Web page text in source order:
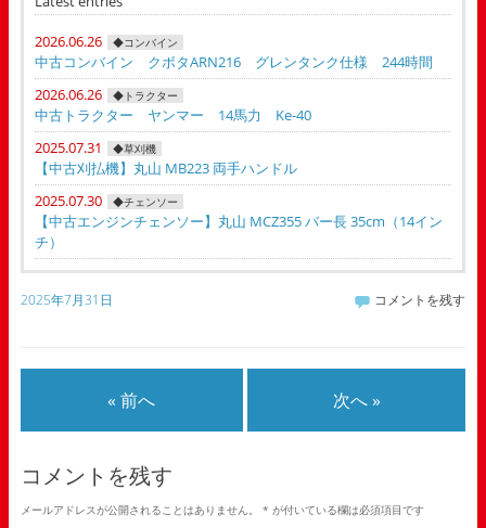
2026.06.26 ◆コンバイン
中古コンバイン クボタARN216 グレンタンク仕様 244時間
2026.06.26
◆トラクター
中古トラクター ヤンマー 14馬力 Ke-40
2025.07.31
◆草刈機
【中古刈払機】丸山 MB223 両手ハンドル
2025.07.30
◆チェンソー
【中古エンジンチェンソー】丸山 MCZ355 バー長 35cm（14イン
チ）
2025年7月31日 コメントを残す
« 前へ 次へ »
コメントを残す
メールアドレスが公開されることはありません。 * が付いている欄は必須項目です